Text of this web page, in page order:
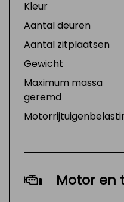
Kleur
Aantal deuren
Aantal zitplaatsen
Gewicht
Maximum massa
geremd
Motor en